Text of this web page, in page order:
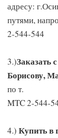
адресу:
путями,
2-544-544
3.)Заказать
Борисову,
по т.
MTC 2-544-
4.) Купить в